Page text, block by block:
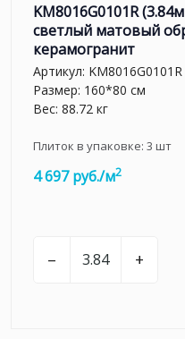
KM8016G0101R
светлый матовый
керамогранит
Артикул: KM8016G0101R
Размер: 160*80 см
Вес: 88.72 кг
Плиток в упаковке: 3 шт
4 697 руб./м2
– +